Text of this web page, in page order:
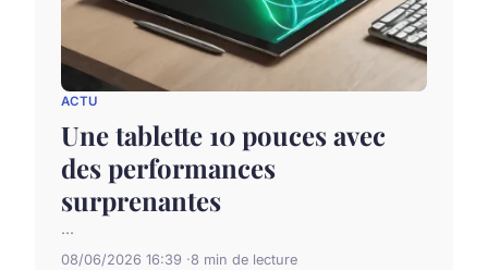
ACTU
Une tablette 10 pouces avec
des performances
surprenantes
...
08/06/2026 16:39 8 min de lecture